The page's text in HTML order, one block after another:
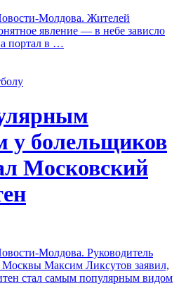
Молдова. Жителей
явление — в небе зависло
портал в …
у болельщиков
Московский
Молдова. Руководитель
Москвы Максим Ликсутов заявил,
стал самым популярным видом